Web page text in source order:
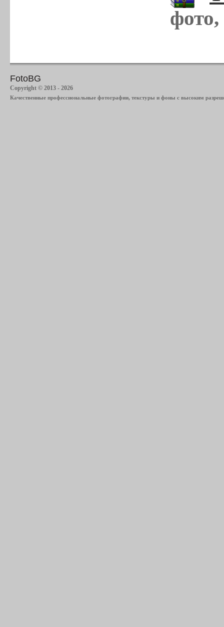
FotoBG
Copyright © 2013 - 2026
Качественные профессиональные фотографии, текстуры и фоны с высоким